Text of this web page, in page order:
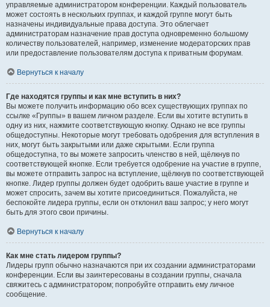
управляемые администратором конференции. Каждый пользователь
может состоять в нескольких группах, и каждой группе могут быть
назначены индивидуальные права доступа. Это облегчает
администраторам назначение прав доступа одновременно большому
количеству пользователей, например, изменение модераторских прав
или предоставление пользователям доступа к приватным форумам.
Вернуться к началу
Где находятся группы и как мне вступить в них?
Вы можете получить информацию обо всех существующих группах по
ссылке «Группы» в вашем личном разделе. Если вы хотите вступить в
одну из них, нажмите соответствующую кнопку. Однако не все группы
общедоступны. Некоторые могут требовать одобрения для вступления в
них, могут быть закрытыми или даже скрытыми. Если группа
общедоступна, то вы можете запросить членство в ней, щёлкнув по
соответствующей кнопке. Если требуется одобрение на участие в группе,
вы можете отправить запрос на вступление, щёлкнув по соответствующей
кнопке. Лидер группы должен будет одобрить ваше участие в группе и
может спросить, зачем вы хотите присоединиться. Пожалуйста, не
беспокойте лидера группы, если он отклонил ваш запрос; у него могут
быть для этого свои причины.
Вернуться к началу
Как мне стать лидером группы?
Лидеры групп обычно назначаются при их создании администраторами
конференции. Если вы заинтересованы в создании группы, сначала
свяжитесь с администратором; попробуйте отправить ему личное
сообщение.